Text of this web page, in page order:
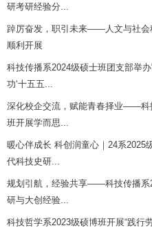
研考研经验分...
踔厉奋发，职引未来——人文与社会
顺利开展
科技传播系2024级硕士班团支部举
功‘十五五...
深化校企交流，赋能青春择业——科
班开展学而思...
暖心伴成长 科创润童心｜24系2025
代科技史研...
规划引航，经验共享——科技传播系
研与大创经验...
科技哲学系2023级硕博班开展“践行